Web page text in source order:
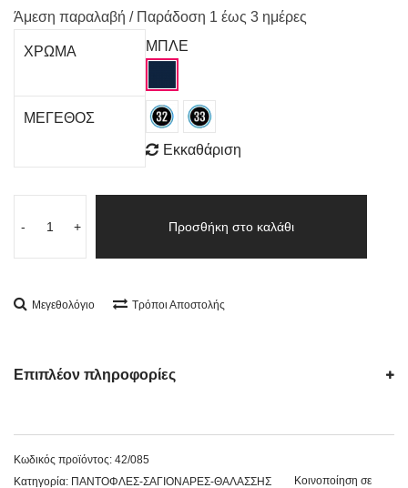
Άμεση παραλαβή / Παράδoση 1 έως 3 ημέρες
ΧΡΩΜΑ ΜΠΛΕ
ΜΕΓΕΘΟΣ
Εκκαθάριση
- + Προσθήκη στο καλάθι
Μεγεθολόγιο Τρόποι Αποστολής
Επιπλέον πληροφορίες
Κωδικός προϊόντος: 42/085
Κατηγορία: ΠΑΝΤΟΦΛΕΣ-ΣΑΓΙΟΝΑΡΕΣ-ΘΑΛΑΣΣΗΣ
Κοινοποίηση σε